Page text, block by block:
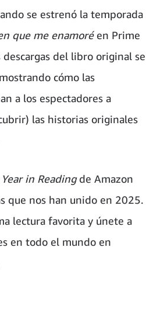
se estrenó la temporada
que me enamoréen Prime
descargas del libro original se
cómo las
a los espectadores a
las historias originales
in Readingde Amazon
que nos han unido en 2025.
lectura favorita y únete a
en todo el mundo en